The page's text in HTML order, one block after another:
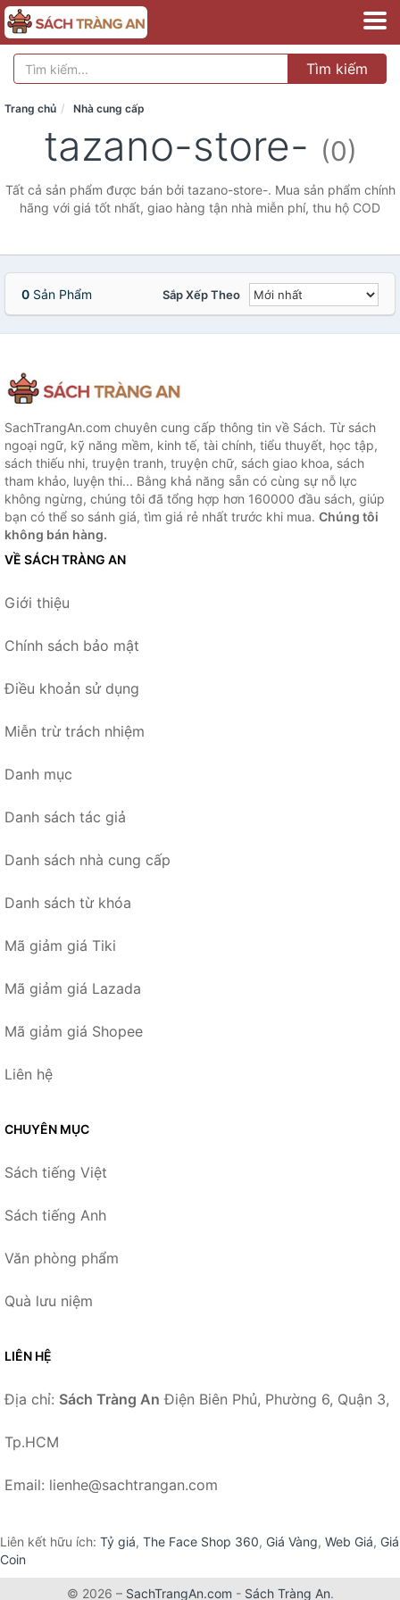
Tìm kiếm
Trang chủ Nhà cung cấp
tazano-store- (0)
Tất cả sản phẩm được bán bởi tazano-store-. Mua sản phẩm chính
hãng với giá tốt nhất, giao hàng tận nhà miễn phí, thu hộ COD
0 Sản Phẩm Sắp Xếp Theo
SachTrangAn.com chuyên cung cấp thông tin về Sách. Từ sách
ngoại ngữ, kỹ năng mềm, kinh tế, tài chính, tiểu thuyết, học tập,
sách thiếu nhi, truyện tranh, truyện chữ, sách giao khoa, sách
tham khảo, luyện thi... Bằng khả năng sẵn có cùng sự nỗ lực
không ngừng, chúng tôi đã tổng hợp hơn 160000 đầu sách, giúp
bạn có thể so sánh giá, tìm giá rẻ nhất trước khi mua. Chúng tôi
không bán hàng.
VỀ SÁCH TRÀNG AN
Giới thiệu
Chính sách bảo mật
Điều khoản sử dụng
Miễn trừ trách nhiệm
Danh mục
Danh sách tác giả
Danh sách nhà cung cấp
Danh sách từ khóa
Mã giảm giá Tiki
Mã giảm giá Lazada
Mã giảm giá Shopee
Liên hệ
CHUYÊN MỤC
Sách tiếng Việt
Sách tiếng Anh
Văn phòng phẩm
Quà lưu niệm
LIÊN HỆ
Địa chỉ: Sách Tràng An Điện Biên Phủ, Phường 6, Quận 3,
Tp.HCM
Email: lienhe@sachtrangan.com
Liên kết hữu ích: Tỷ giá, The Face Shop 360, Giá Vàng, Web Giá, Giá
Coin
© 2026 – SachTrangAn.com - Sách Tràng An.